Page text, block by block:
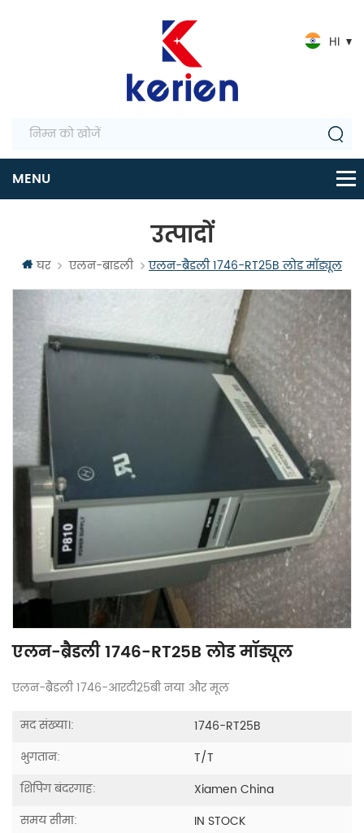
HI
उत्पादों
घर एलन-ब्राडली एलन-ब्रैडली 1746-RT25B लोड मॉड्यूल
एलन-ब्रैडली 1746-RT25B लोड मॉड्यूल
एलन-ब्रैडली 1746-आरटी25बी नया और मूल
मद संख्या।:
1746-RT25B
भुगतान:
T/T
शिपिंग बंदरगाह:
Xiamen China
समय सीमा:
IN STOCK